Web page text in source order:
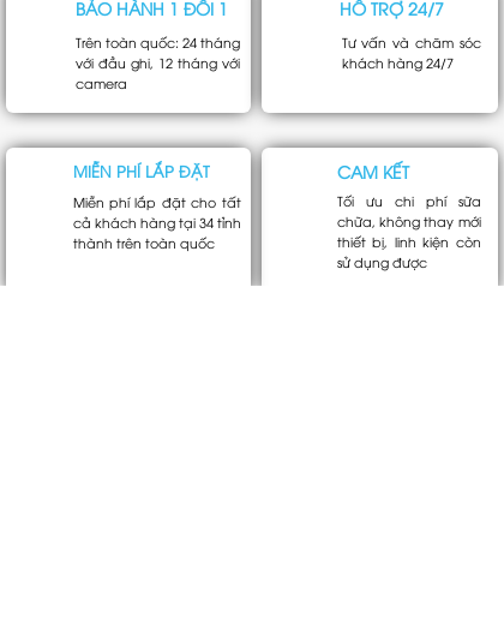
CAM KẾT
Tối ưu chi phí sữa
chữa, không thay mới
thiết bị, linh kiện còn
sử dụng được
MIỄN PHÍ LẮP ĐẶT
Miễn phí lắp đặt cho tất
cả khách hàng tại 34 tỉnh
thành trên toàn quốc
Trên toàn quốc: 24 tháng
với đầu ghi, 12 tháng với
camera
Tư vấn và chăm sóc
khách hàng 24/7
BẢO HÀNH 1 ĐỔI 1 HỖ TRỢ 24/7